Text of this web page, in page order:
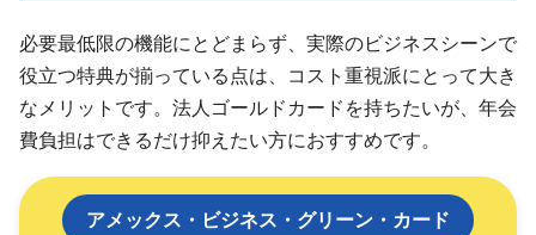
必要最低限の機能にとどまらず、実際のビジネスシーンで
役立つ特典が揃っている点は、コスト重視派にとって大き
なメリットです。法人ゴールドカードを持ちたいが、年会
費負担はできるだけ抑えたい方におすすめです。
アメックス・ビジネス・グリーン・カード